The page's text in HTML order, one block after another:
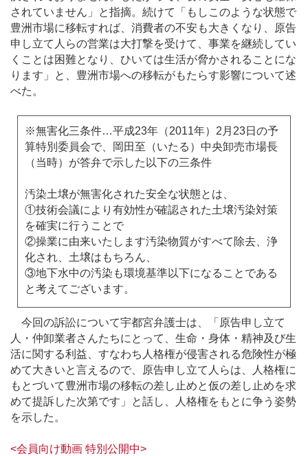
されていません」と指摘。続けて「もしこのような状態で
豊洲市場に移転すれば、消費者の不安も大きくなり、原告
申し立て人らの営業は大打撃を受けて、事業を継続してい
くことは困難となり、ひいては生活が脅かされることにな
ります」と、豊洲市場への移転がもたらす影響について述
べた。
※無害化三条件…平成23年（2011年）2月23日の予
算特別委員会で、岡田至（いたる）中央卸売市場長
（当時）が答弁で示した以下の三条件
汚染土壌が無害化された安全な状態とは、
①技術会議により有効性が確認された土壌汚染対策
を確実に行うことで
②操業に由来いたします汚染物質がすべて除去、浄
化され、土壌はもちろん、
③地下水中の汚染も環境基準以下になることである
と考えてございます。
今回の訴訟について宇都宮弁護士は、「原告申し立て
人・仲卸業者さんたちにとって、生命・身体・精神及び生
活に関する利益、すなわち人格権が侵害される危険性が極
めて大きいと言えるので、原告申し立て人らは、人格権に
もとづいて豊洲市場の移転の差し止めと仮の差し止めを求
めて提訴した次第です」と話し、人格権をもとに争う姿勢
を示した。
<会員向け動画 特別公開中>